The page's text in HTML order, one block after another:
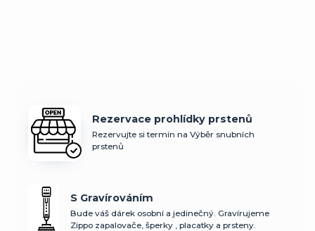
Rezervace prohlídky prstenů
Rezervujte si termín na Výběr snubních
prstenů
S Gravírováním
Bude váš dárek osobní a jedinečný. Gravírujeme
Zippo zapalovače, šperky , placatky a prsteny.